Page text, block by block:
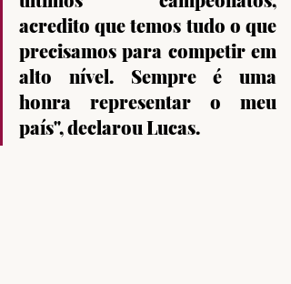
acredito que temos tudo o que
precisamos para competir em
alto nível. Sempre é uma
honra representar o meu
país", declarou Lucas.